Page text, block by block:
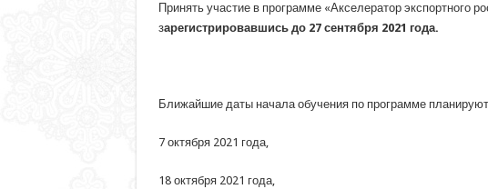
Принять участие в программе «Акселератор экспортного
зарегистрировавшись до 27 сентября 2021 года.
Ближайшие даты начала обучения по программе
7 октября 2021 года,
18 октября 2021 года,